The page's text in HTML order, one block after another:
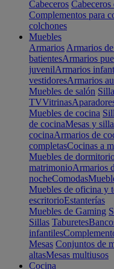
Cabeceros
Complementos para
colchones
Muebles
Armarios Armarios
batientesArmarios
juvenilArmarios
vestidoresArmarios
Muebles de salón
TVVitrinas
Muebles de cocina
de cocinaMesas y
cocinaArmarios de
completasCocinas a
Muebles de
matrimonioArmarios
nocheComodas
Muebles de oficina y
escritorioEstanterías
Muebles de Gaming
Sillas Taburetes
infantiles
Mesas Conjuntos de
altasMesas multiusos
Cocina